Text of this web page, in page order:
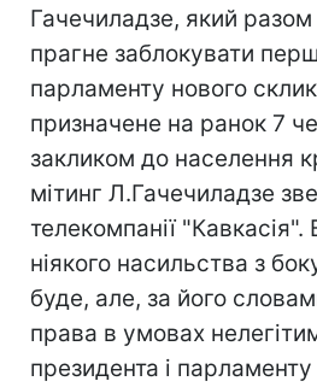
Гачечиладзе, який
прагне заблокувати
парламенту нового
призначене на ранок 7
закликом до населення
мітинг Л.Гачечиладзе
телекомпанії
ніякого насильства з
буде, але, за його
права в умовах
президента і